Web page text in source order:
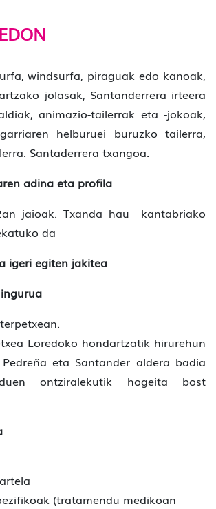
windsurfa, piraguak edo kanoak,
jolasak, Santanderrera irteera
animazio-tailerrak eta -jokoak,
helburuei buruzko tailerra,
Santaderrera txangoa.
adina eta profila
jaioak. Txanda hau kantabriako
da
igeri egiten jakitea
Loredoko hondartzatik hirurehun
eta Santander aldera badia
ontziralekutik hogeita bost
(tratamendu medikoan